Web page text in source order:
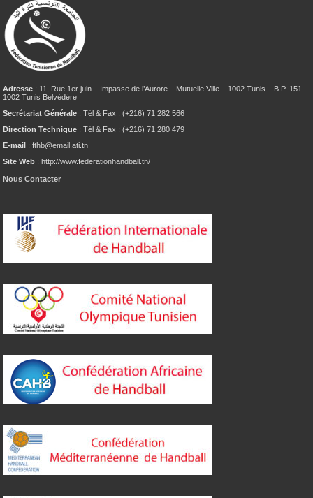
Adresse : 11, Rue 1er juin – Impasse de l’Aurore – Mutuelle Ville – 1002 Tunis – B.P. 151 –
1002 Tunis Belvédère
Secrétariat Générale : Tél & Fax : (+216) 71 282 566
Direction Technique : Tél & Fax : (+216) 71 280 479
E-mail : fthb@email.ati.tn
Site Web : http://www.federationhandball.tn/
Nous Contacter